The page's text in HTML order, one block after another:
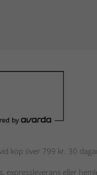
köp över 799 kr. 30
expressleverans eller